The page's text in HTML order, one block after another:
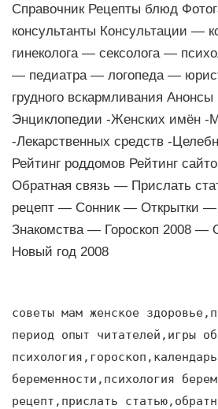
Справочник Рецепты блюд
консультанты Консультации —
гинеколога — сексолога —
— педиатра — логопеда —
грудного вскармливания Анонсы
Энциклопедии -Женских имён -
-Лекарственных средств -
Рейтинг роддомов Рейтинг
Обратная связь — Прислать
рецепт — Сонник — Открытки
Знакомства — Гороскоп 2008 —
Новый год 2008
советы мам женское
период опыт читателей,игры
психология,гороскоп,календарь
беременности,психология
рецепт,прислать